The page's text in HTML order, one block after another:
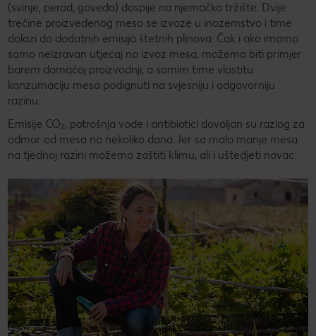
(svinje, perad, goveda) dospije na njemačko tržište. Dvije
trećine proizvedenog mesa se izvoze u inozemstvo i time
dolazi do dodatnih emisija štetnih plinova. Čak i ako imamo
samo neizravan utjecaj na izvoz mesa, možemo biti primjer
barem domaćoj proizvodnji, a samim time vlastitu
konzumaciju mesa podignuti na svjesniju i odgovorniju
razinu.
Emisije CO₂, potrošnja vode i antibiotici dovoljan su razlog za
odmor od mesa na nekoliko dana. Jer sa malo manje mesa
na tjednoj razini možemo zaštiti klimu, ali i uštedjeti novac.